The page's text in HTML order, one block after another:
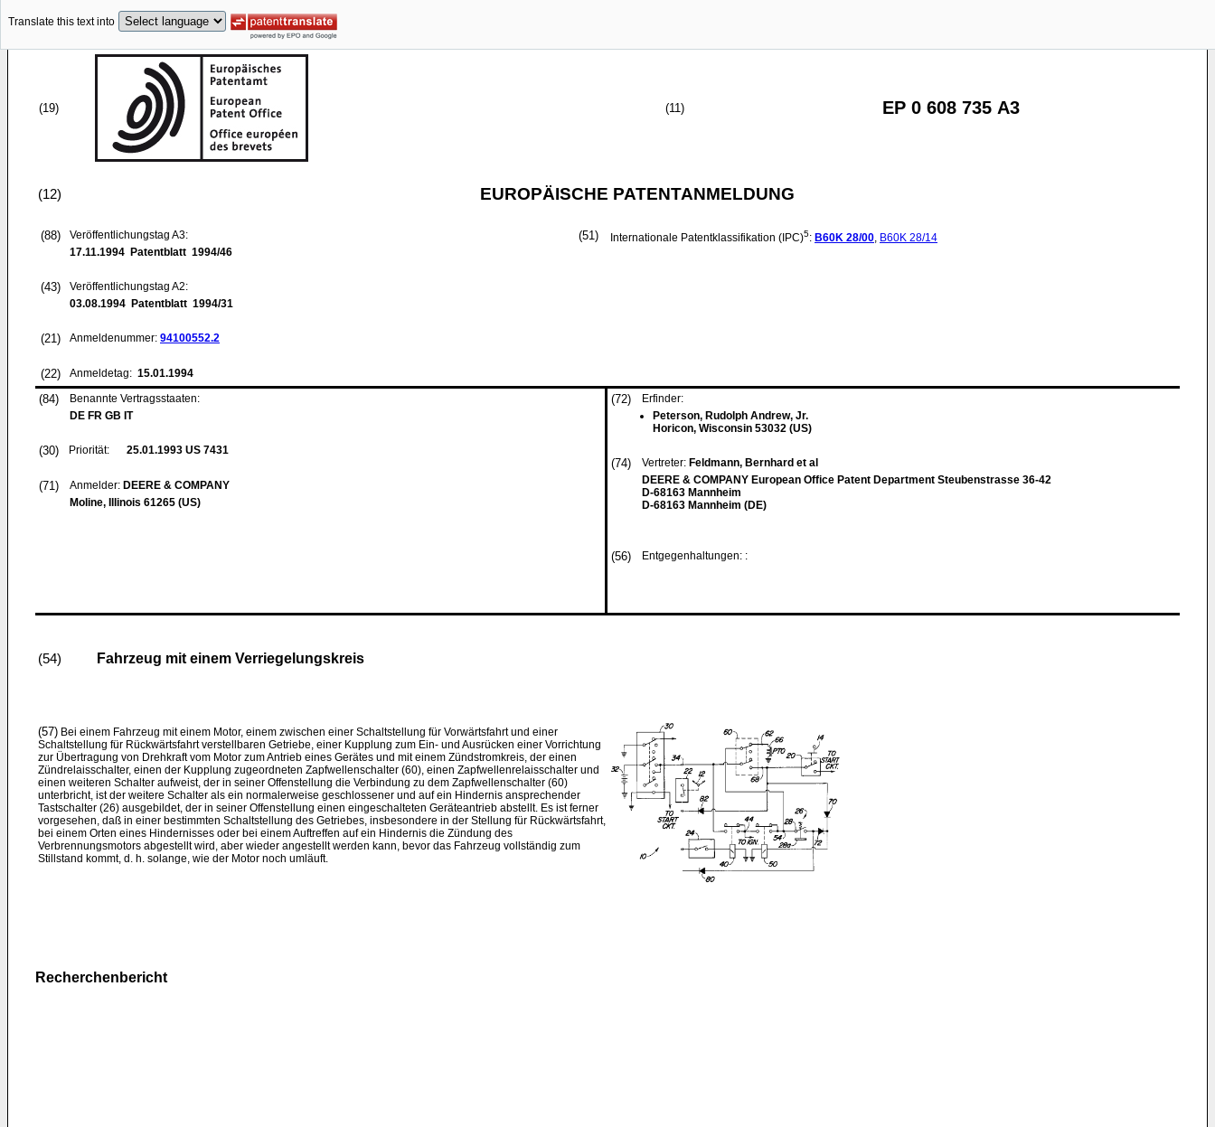
Translate this text into
(19) (11) EP 0 608 735 A3
(12) EUROPÄISCHE PATENTANMELDUNG
(88)
Veröffentlichungstag A3:
17.11.1994 Patentblatt 1994/46
(43)
Veröffentlichungstag A2:
03.08.1994 Patentblatt 1994/31
(21) Anmeldenummer: 94100552.2
(22) Anmeldetag: 15.01.1994
(51) Internationale Patentklassifikation (IPC)5: B60K 28/00, B60K 28/14
(84)
Benannte Vertragsstaaten:
DE FR GB IT
(30) Priorität: 25.01.1993 US 7431
(71) Anmelder: DEERE & COMPANY
Moline, Illinois 61265 (US)
(72)
Erfinder:
Peterson, Rudolph Andrew, Jr.
Horicon, Wisconsin 53032 (US)
(74) Vertreter: Feldmann, Bernhard et al
DEERE & COMPANY European Office Patent Department Steubenstrasse 36-42
D-68163 Mannheim
D-68163 Mannheim (DE)
(56) Entgegenhaltungen: :
(54) Fahrzeug mit einem Verriegelungskreis
(57) Bei einem Fahrzeug mit einem Motor, einem zwischen einer Schaltstellung für Vorwärtsfahrt und einer
Schaltstellung für Rückwärtsfahrt verstellbaren Getriebe, einer Kupplung zum Ein- und Ausrücken einer Vorrichtung
zur Übertragung von Drehkraft vom Motor zum Antrieb eines Gerätes und mit einem Zündstromkreis, der einen
Zündrelaisschalter, einen der Kupplung zugeordneten Zapfwellenschalter (60), einen Zapfwellenrelaisschalter und
einen weiteren Schalter aufweist, der in seiner Offenstellung die Verbindung zu dem Zapfwellenschalter (60)
unterbricht, ist der weitere Schalter als ein normalerweise geschlossener und auf ein Hindernis ansprechender
Tastschalter (26) ausgebildet, der in seiner Offenstellung einen eingeschalteten Geräteantrieb abstellt. Es ist ferner
vorgesehen, daß in einer bestimmten Schaltstellung des Getriebes, insbesondere in der Stellung für Rückwärtsfahrt,
bei einem Orten eines Hindernisses oder bei einem Auftreffen auf ein Hindernis die Zündung des
Verbrennungsmotors abgestellt wird, aber wieder angestellt werden kann, bevor das Fahrzeug vollständig zum
Stillstand kommt, d. h. solange, wie der Motor noch umläuft.
Recherchenbericht